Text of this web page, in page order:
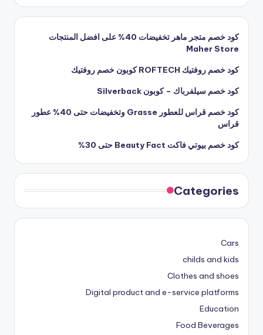
كود خصم متجر ماهر تخفيضات 40% على افضل المنتجات
Maher Store
كود خصم روفتيك ROFTECH كوبون خصم روفتيك
كود خصم سيلفرباك – كوبون Silverback
كود خصم قراس للعطور Grasse وتخفيضات حتى 40% عطور
قراس
كود خصم بيوتي فاكت Beauty Fact حتى 30%
Categories
Cars
childs and kids
Clothes and shoes
Digital product and e-service platforms
Education
Food Beverages